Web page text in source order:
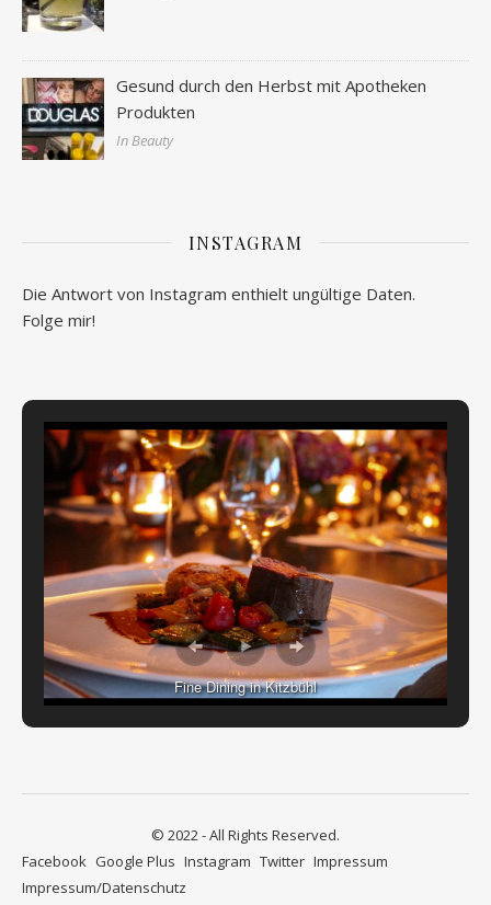
Gesund durch den Herbst mit Apotheken
Produkten
In Beauty
INSTAGRAM
Die Antwort von Instagram enthielt ungültige Daten.
Folge mir!
Fine Dining in Kitzbühl
© 2022 - All Rights Reserved.
Facebook Google Plus Instagram Twitter Impressum
Impressum/Datenschutz